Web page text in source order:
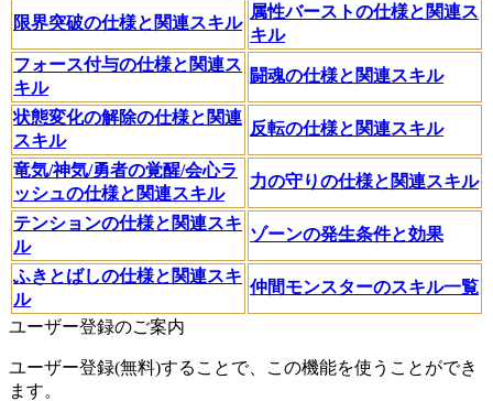
限界突破の仕様と関連スキル
属性バーストの仕様と関連ス
キル
フォース付与の仕様と関連ス
キル
闘魂の仕様と関連スキル
状態変化の解除の仕様と関連
スキル
反転の仕様と関連スキル
竜気/神気/勇者の覚醒/会心ラ
ッシュの仕様と関連スキル
力の守りの仕様と関連スキル
テンションの仕様と関連スキ
ル
ゾーンの発生条件と効果
ふきとばしの仕様と関連スキ
ル
仲間モンスターのスキル一覧
ユーザー登録のご案内
ユーザー登録(無料)することで、この機能を使うことができ
ます。